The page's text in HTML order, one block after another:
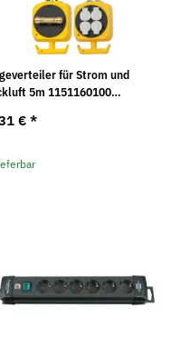
für Strom und
5m 1151160100
€ *